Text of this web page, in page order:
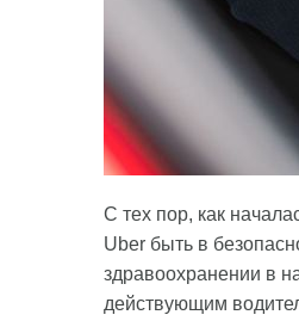
С тех пор, как
Uber быть в
здравоохранении в
действующим